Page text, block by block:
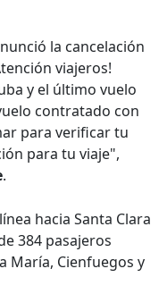
la cancelación
viajeros!
y el último vuelo
contratado con
para verificar tu
para tu viaje",
.
hacia Santa Clara
384 pasajeros
María, Cienfuegos y